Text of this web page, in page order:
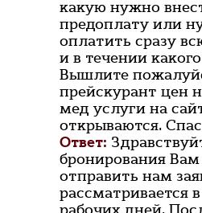
какую нужно
предоплату или
оплатить сразу
и в течении
Вышлите
прейскурант цен
мед услуги на
открываются.
Ответ:
бронирования
отправить нам
рассматривается